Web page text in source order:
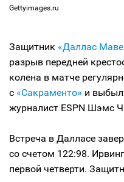
Gettyimages.ru
Защитник «Даллас
разрыв передней
колена в матче
с «Сакраменто» и выбыл
журналист ESPN Шэмс
Встреча в Далласе
со счетом 122:98.
первой четверти.